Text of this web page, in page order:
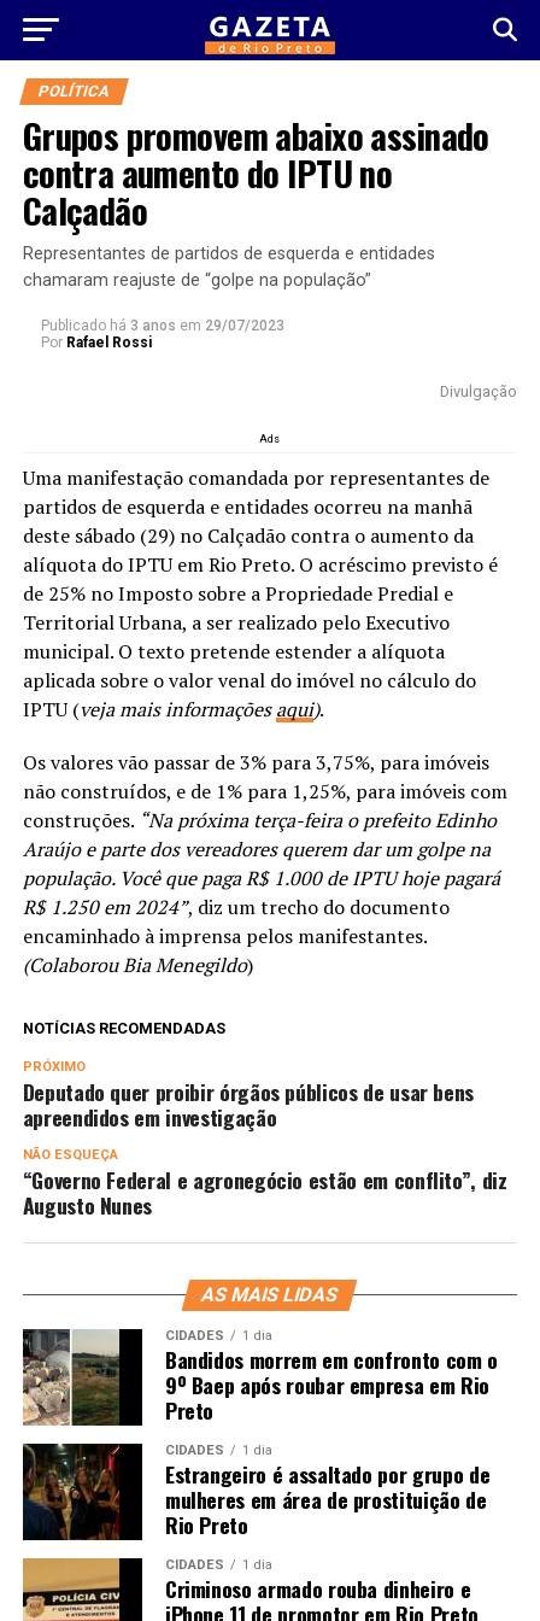
POLÍTICA
Grupos promovem abaixo assinado
contra aumento do IPTU no
Calçadão
Representantes de partidos de esquerda e entidades
chamaram reajuste de “golpe na população”
Publicado há 3 anos em 29/07/2023
Por Rafael Rossi
Divulgação
Ads
Uma manifestação comandada por representantes de
partidos de esquerda e entidades ocorreu na manhã
deste sábado (29) no Calçadão contra o aumento da
alíquota do IPTU em Rio Preto. O acréscimo previsto é
de 25% no Imposto sobre a Propriedade Predial e
Territorial Urbana, a ser realizado pelo Executivo
municipal. O texto pretende estender a alíquota
aplicada sobre o valor venal do imóvel no cálculo do
IPTU (veja mais informaçõesaqui).
Os valores vão passar de 3% para 3,75%, para imóveis
não construídos, e de 1% para 1,25%, para imóveis com
construções. “Na próxima terça-feira o prefeito Edinho
Araújo e parte dos vereadores querem dar um golpe na
população. Você que paga R$ 1.000 de IPTU hoje pagará
R$ 1.250 em 2024”, diz um trecho do documento
encaminhado à imprensa pelos manifestantes.
(Colaborou Bia Menegildo)
NOTÍCIAS RECOMENDADAS
PRÓXIMO
Deputado quer proibir órgãos públicos de usar bens
apreendidos em investigação
NÃO ESQUEÇA
“Governo Federal e agronegócio estão em conflito”, diz
Augusto Nunes
AS MAIS LIDAS
CIDADES 1 dia
Bandidos morrem em confronto com o
9º Baep após roubar empresa em Rio
Preto
CIDADES 1 dia
Estrangeiro é assaltado por grupo de
mulheres em área de prostituição de
Rio Preto
CIDADES 1 dia
Criminoso armado rouba dinheiro e
iPhone 11 de promotor em Rio Preto